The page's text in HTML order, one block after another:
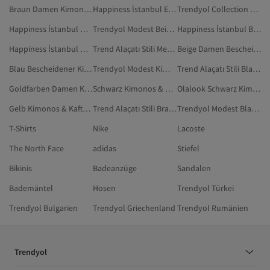
Braun Damen Kimonos & Kaftans Happiness İstanbul Ekru Kimonos & Kaftans
Trendyol Collection Burgundrot Kimonos & Kaftans
Happiness İstanbul Damen Bescheidener Kimono
Trendyol Modest Beige Kimonos & Kaftans
Happiness İstanbul Beige Bescheidener Kimono
Happiness İstanbul Weiß Kimonos & Kaftans
Trend Alaçatı Stili Mehrfarbig Kimonos & Kaftans
Beige Damen Bescheidener Kimono
Blau Bescheidener Kimono
Trendyol Modest Kimonos & Kaftans
Trend Alaçatı Stili Blau Kimonos & Kaftans
Goldfarben Damen Kimonos & Kaftans
Schwarz Kimonos & Kaftans
Olalook Schwarz Kimonos & Kaftans
Gelb Kimonos & Kaftans
Trend Alaçatı Stili Braun Kimonos & Kaftans
Trendyol Modest Blau Kimonos & Kaftans
T-Shirts
Nike
Lacoste
The North Face
adidas
Stiefel
Bikinis
Badeanzüge
Sandalen
Bademäntel
Hosen
Trendyol Türkei
Trendyol Bulgarien
Trendyol Griechenland Trendyol Rumänien
Trendyol